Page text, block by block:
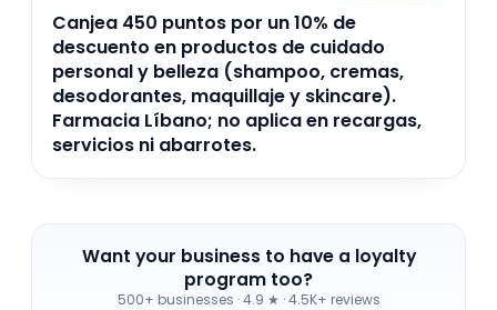
Canjea 450 puntos por un 10% de
descuento en productos de cuidado
personal y belleza (shampoo, cremas,
desodorantes, maquillaje y skincare).
Farmacia Líbano; no aplica en recargas,
servicios ni abarrotes.
Want your business to have a loyalty
program too?
500+ businesses ·4.9 ★ · 4.5K+ reviews